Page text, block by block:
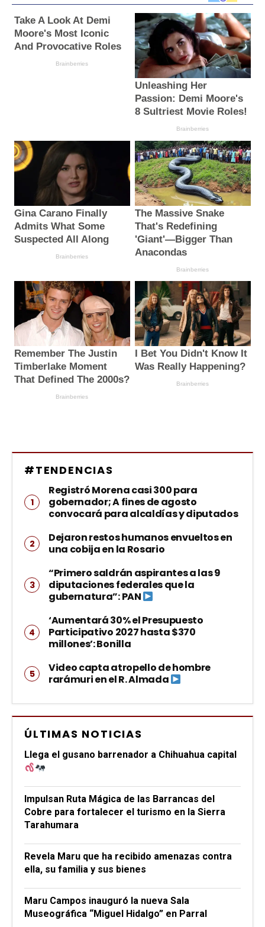
#TENDENCIAS
Registró Morena casi 300 para
gobernador; A fines de agosto
convocará para alcaldías y diputados
Dejaron restos humanos envueltos en
una cobija en la Rosario
“Primero saldrán aspirantes a las 9
diputaciones federales que la
gubernatura”: PAN
‘Aumentará 30% el Presupuesto
Participativo 2027 hasta $370
millones’: Bonilla
Video capta atropello de hombre
rarámuri en el R. Almada
ÚLTIMAS NOTICIAS
Llega el gusano barrenador a Chihuahua capital
Impulsan Ruta Mágica de las Barrancas del
Cobre para fortalecer el turismo en la Sierra
Tarahumara
Revela Maru que ha recibido amenazas contra
ella, su familia y sus bienes
Maru Campos inauguró la nueva Sala
Museográfica “Miguel Hidalgo” en Parral